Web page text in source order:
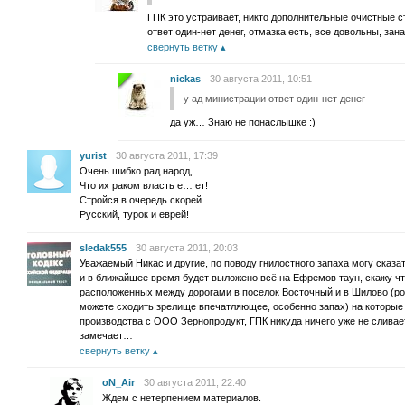
ГПК это устраивает, никто дополнительные очистные
ответ один-нет денег, отмазка есть, все довольны,
свернуть ветку
nickas
30 августа 2011, 10:51
у ад министрации ответ один-нет денег
да уж… Знаю не понаслышке :)
yurist
30 августа 2011, 17:39
Очень шибко рад народ,
Что их раком власть е… ет!
Стройся в очередь скорей
Русский, турок и еврей!
sledak555
30 августа 2011, 20:03
Уважаемый Никас и другие, по поводу гнилостного запаха могу
и в ближайшее время будет выложено всё на Ефремов таун, скажу
расположенных между дорогами в поселок Восточный и в Шилово
можете сходить зрелище впечатляющее, особенно запах) на которые
производства с ООО Зернопродукт, ГПК никуда ничего уже не
замечает…
свернуть ветку
oN_Air
30 августа 2011, 22:40
Ждем с нетерпением материалов.